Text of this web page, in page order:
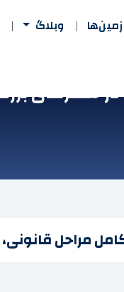
زمین‌ها وبلاگ
شهرهای
مراحل قانونی،